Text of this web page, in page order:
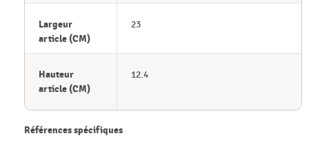
Largeur
article (CM)
23
Hauteur
article (CM)
12.4
Références spécifiques